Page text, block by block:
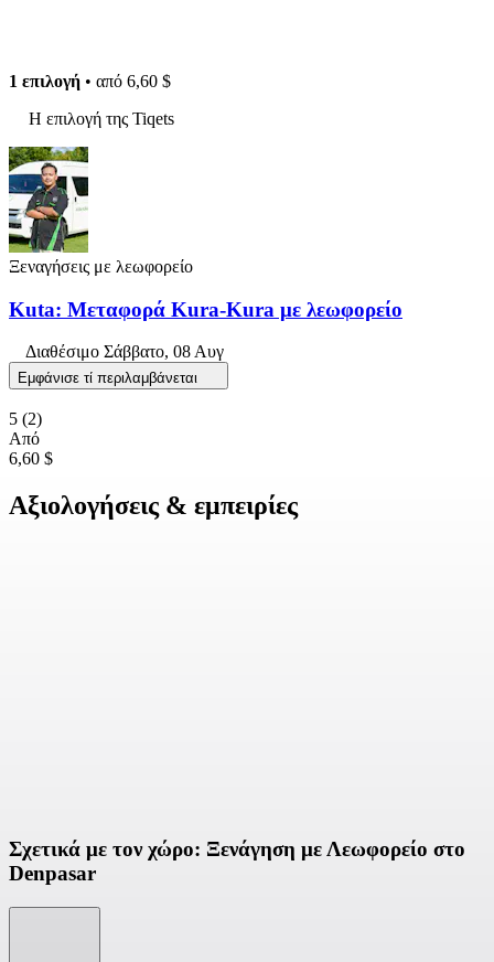
1 επιλογή • από 6,60 $
Η επιλογή της Tiqets
Ξεναγήσεις με λεωφορείο
Kuta: Μεταφορά Kura-Kura με λεωφορείο
Διαθέσιμο Σάββατο, 08 Αυγ
Εμφάνισε τί περιλαμβάνεται
5 (2)
Από
6,60 $
Αξιολογήσεις & εμπειρίες
Σχετικά με τον χώρο: Ξενάγηση με Λεωφορείο στο
Denpasar